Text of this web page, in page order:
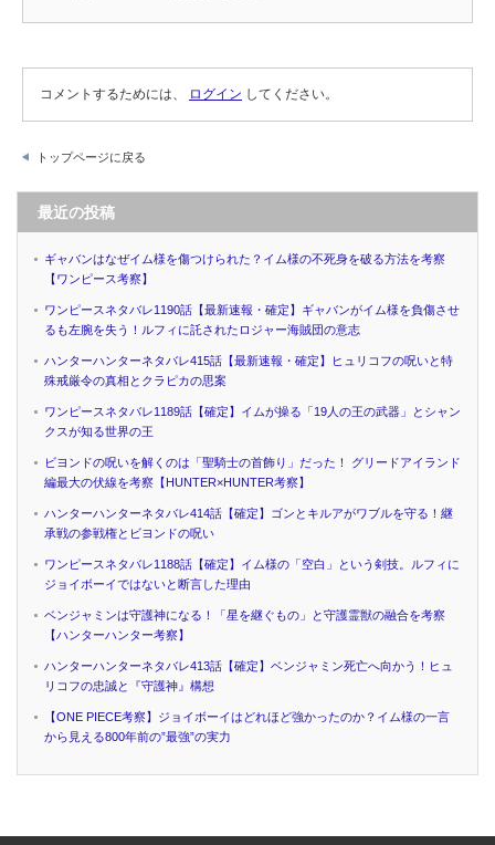
コメントするためには、 ログイン してください。
トップページに戻る
最近の投稿
ギャバンはなぜイム様を傷つけられた？イム様の不死身を破る方法を考察
【ワンピース考察】
ワンピースネタバレ1190話【最新速報・確定】ギャバンがイム様を負傷させ
るも左腕を失う！ルフィに託されたロジャー海賊団の意志
ハンターハンターネタバレ415話【最新速報・確定】ヒュリコフの呪いと特
殊戒厳令の真相とクラピカの思案
ワンピースネタバレ1189話【確定】イムが操る「19人の王の武器」とシャン
クスが知る世界の王
ビヨンドの呪いを解くのは「聖騎士の首飾り」だった！ グリードアイランド
編最大の伏線を考察【HUNTER×HUNTER考察】
ハンターハンターネタバレ414話【確定】ゴンとキルアがワブルを守る！継
承戦の参戦権とビヨンドの呪い
ワンピースネタバレ1188話【確定】イム様の「空白」という剣技。ルフィに
ジョイボーイではないと断言した理由
ベンジャミンは守護神になる！「星を継ぐもの」と守護霊獣の融合を考察
【ハンターハンター考察】
ハンターハンターネタバレ413話【確定】ベンジャミン死亡へ向かう！ヒュ
リコフの忠誠と『守護神』構想
【ONE PIECE考察】ジョイボーイはどれほど強かったのか？イム様の一言
から見える800年前の”最強”の実力